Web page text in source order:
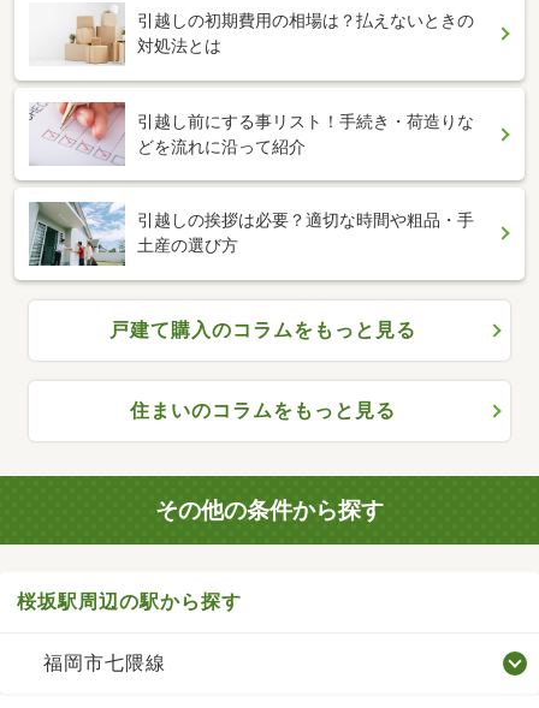
引越しの初期費用の相場は？払えないときの
対処法とは
引越し前にする事リスト！手続き・荷造りな
どを流れに沿って紹介
引越しの挨拶は必要？適切な時間や粗品・手
土産の選び方
戸建て購入のコラムをもっと見る
住まいのコラムをもっと見る
その他の条件から探す
桜坂駅周辺の駅から探す
福岡市七隈線